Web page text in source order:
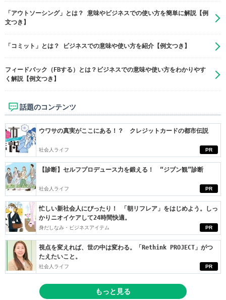
「アウトソーシング」とは？ 意味やビジネスでの使い方を簡単に解説【例
文つき】
「コミット」とは？ ビジネスでの意味や使い方を紹介【例文つき】
フィードバック（FBする）とは？ビジネスでの意味や使い方をわかりやす
く解説【例文つき】
話題のコンテンツ
PR
ウワサの真実がここにある！？ クレジットカードの都市伝説
社会人ライフ
PR
【診断】セルフプロデュース力を鍛える！ “ジブン観”診断
社会人ライフ
PR
忙しい新社会人にぴったり！ 「朝リフレア」をはじめよう。しっ
かりニオイケアして24時間快適。
身だしなみ・ビジネスアイテム
PR
視点を変えれば、世の中は変わる。「Rethink PROJECT」がつ
たえたいこと。
社会人ライフ
もっと見る